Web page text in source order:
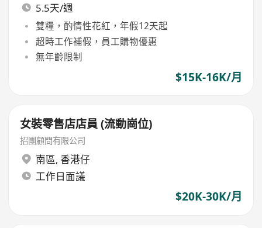
5.5天/週
雙糧，酌情性花紅，年假12天起
超時工作補假，員工購物優惠
無年齡限制
$15K-16K/月
女裝零售店店員 (流動崗位)
招團顧問有限公司
南區, 香港仔
工作日面議
$20K-30K/月